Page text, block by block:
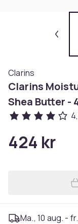
Clarins
Clarins
Shea Butter -
424 kr
Ma., 10 aug. -